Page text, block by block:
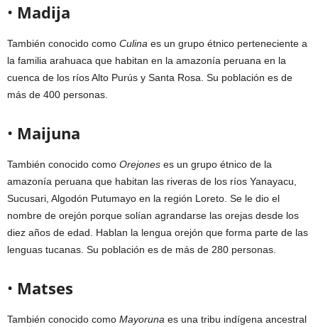
• Madija
También conocido como Culina es un grupo étnico perteneciente a
la familia arahuaca que habitan en la amazonía peruana en la
cuenca de los ríos Alto Purús y Santa Rosa. Su población es de
más de 400 personas.
• Maijuna
También conocido como Orejones es un grupo étnico de la
amazonía peruana que habitan las riveras de los ríos Yanayacu,
Sucusari, Algodón Putumayo en la región Loreto. Se le dio el
nombre de orejón porque solían agrandarse las orejas desde los
diez años de edad. Hablan la lengua orejón que forma parte de las
lenguas tucanas. Su población es de más de 280 personas.
• Matses
También conocido como Mayoruna es una tribu indígena ancestral